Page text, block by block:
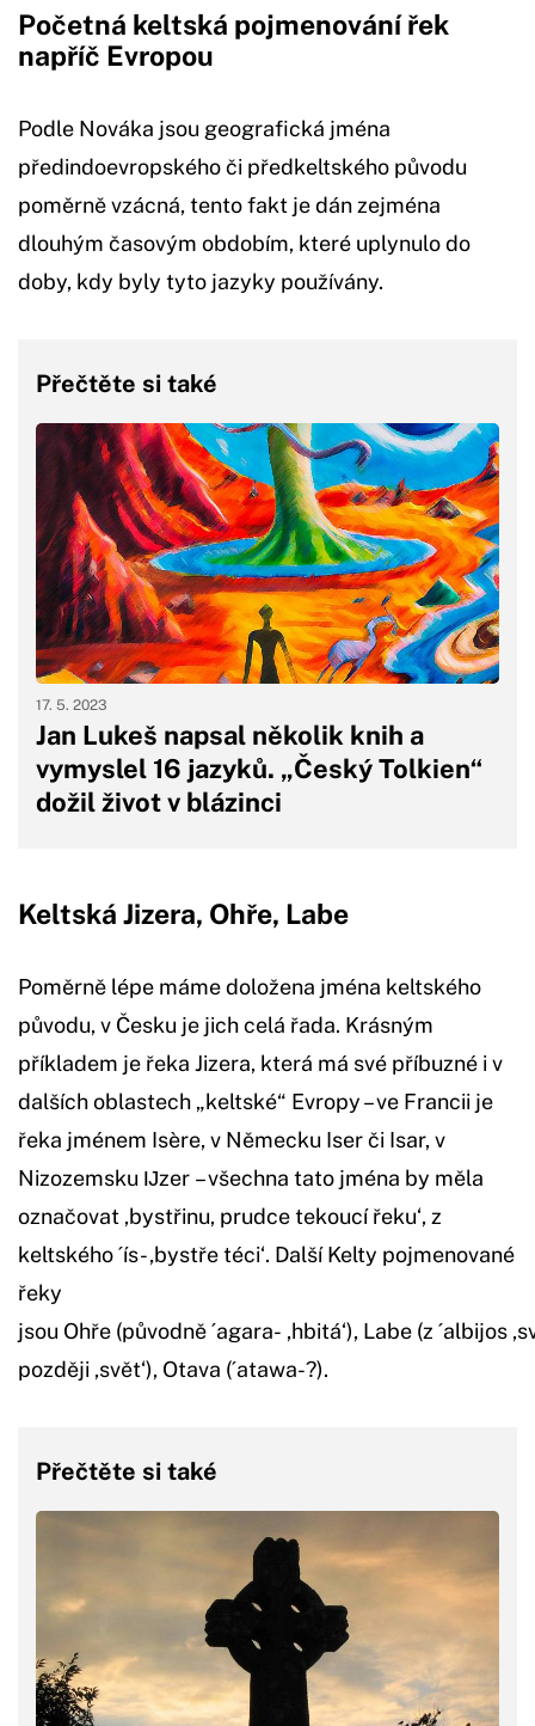
Početná keltská pojmenování řek
napříč Evropou
Podle Nováka jsou geografická jména
předindoevropského či předkeltského původu
poměrně vzácná, tento fakt je dán zejména
dlouhým časovým obdobím, které uplynulo do
doby, kdy byly tyto jazyky používány.
Přečtěte si také
Jan Lukeš napsal několik knih a
vymyslel 16 jazyků. „Český Tolkien“
dožil život v blázinci
17. 5. 2023
Keltská Jizera, Ohře, Labe
Poměrně lépe máme doložena jména keltského
původu, v Česku je jich celá řada. Krásným
příkladem je řeka Jizera, která má své příbuzné i v
dalších oblastech „keltské“ Evropy – ve Francii je
řeka jménem Isère, v Německu Iser či Isar, v
Nizozemsku Ĳzer – všechna tato jména by měla
označovat ‚bystřinu, prudce tekoucí řeku‘, z
keltského ´ís- ‚bystře téci‘. Další Kelty pojmenované
řeky
jsou Ohře (původně ´agara- ‚hbitá‘), Labe (z ´albijos
později ‚svět‘), Otava (´atawa-?).
Přečtěte si také